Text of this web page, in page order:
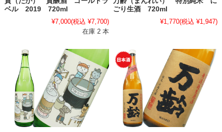
ベル 2019 720ml
¥7,000(税込 ¥7,700)
在庫 2 本
ごり生酒 720ml
¥1,770(税込 ¥1,947)